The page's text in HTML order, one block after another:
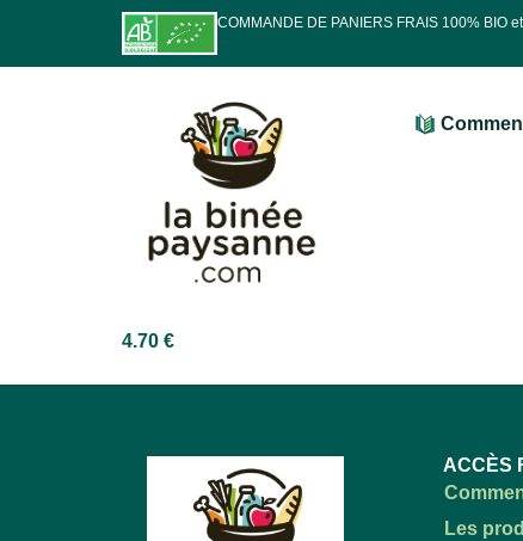
COMMANDE DE PANIERS FRAIS 100% BIO
4.70 €
ACCÈS
Les